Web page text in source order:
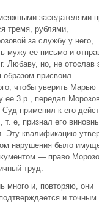
заседателями
тремя, рублями,
за службу у него,
мужу ее письмо и
Любаву, но, не отослав
образом присвоил
чтобы уверить Марью
ее 3 р., передал
применил к его
т. е, признал его
Эту квалификацию
нарушения было
— право
труд.
много и, повторяю, они
и точным